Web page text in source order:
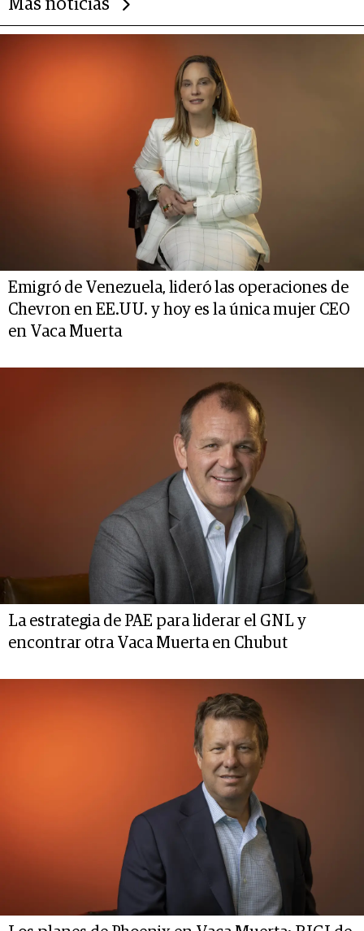
Más noticias
Emigró de Venezuela, lideró las operaciones de
Chevron en EE.UU. y hoy es la única mujer CEO
en Vaca Muerta
La estrategia de PAE para liderar el GNL y
encontrar otra Vaca Muerta en Chubut